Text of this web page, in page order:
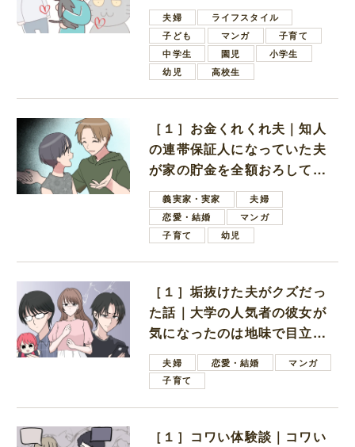
夫婦
ライフスタイル
子ども
マンガ
子育て
中学生
園児
小学生
幼児
高校生
［１］お金くれくれ夫｜知人
の連帯保証人になっていた夫
が家の貯金を全額おろしてほ
しいと言ってきた
義実家・実家
夫婦
恋愛・結婚
マンガ
子育て
幼児
［１］垢抜けた夫がクズだっ
た話｜大学の人気者の彼女が
気になったのは地味で目立た
ない男子学生
夫婦 恋愛・結婚
マンガ
子育て
［１］コワい体験談｜コワい